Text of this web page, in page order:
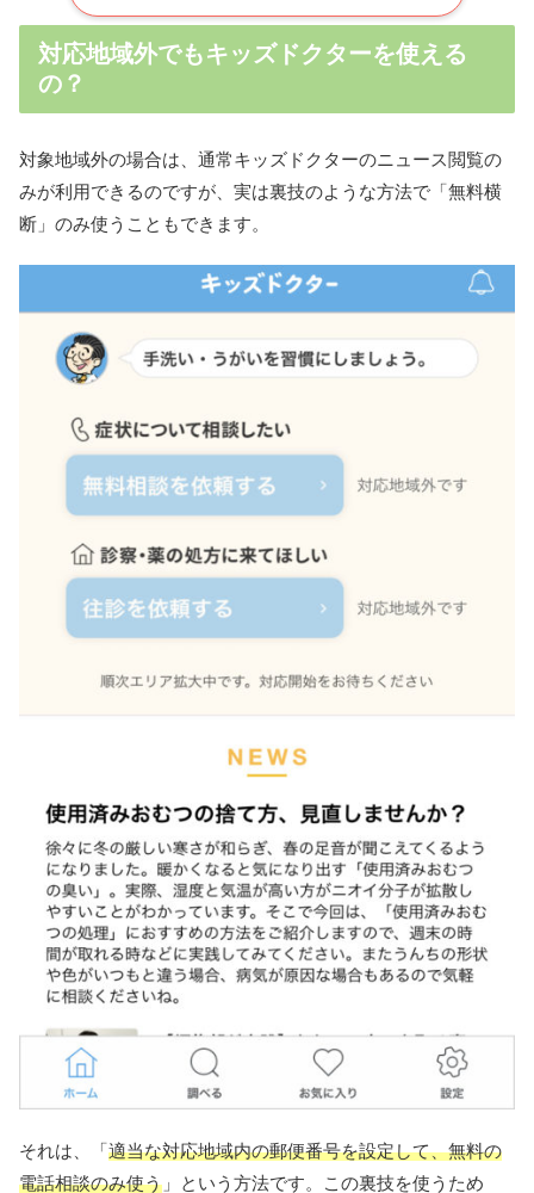
対応地域外でもキッズドクターを使える
の？
対象地域外の場合は、通常キッズドクターのニュース閲覧の
みが利用できるのですが、実は裏技のような方法で「無料横
断」のみ使うこともできます。
それは、「適当な対応地域内の郵便番号を設定して、無料の
電話相談のみ使う 」という方法です。この裏技を使うため